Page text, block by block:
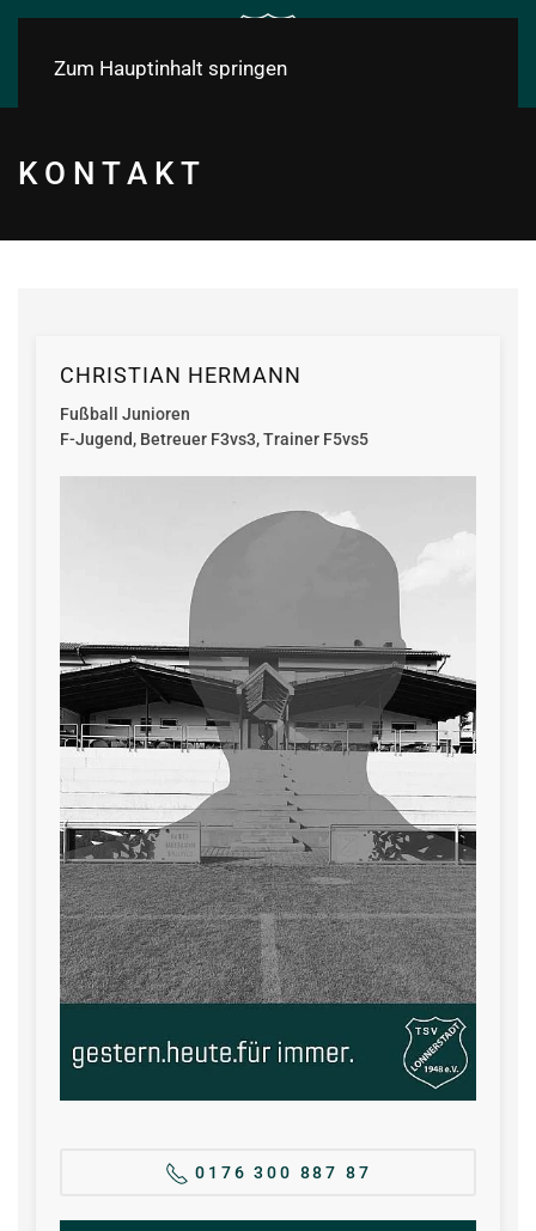
Zum Hauptinhalt springen
KONTAKT
CHRISTIAN HERMANN
Fußball Junioren
F-Jugend, Betreuer F3vs3, Trainer F5vs5
0176 300 887 87